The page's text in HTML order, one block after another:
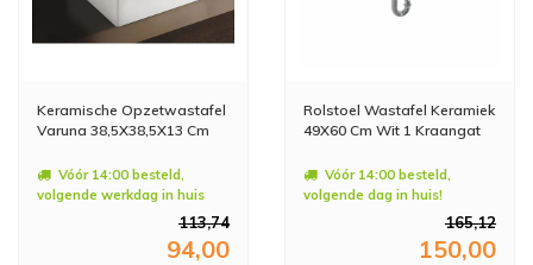
Keramische Opzetwastafel
Varuna 38,5X38,5X13 Cm
Vóór 14:00 besteld,
volgende werkdag in huis
113,74
94,00
Rolstoel Wastafel Keramiek
49X60 Cm Wit 1 Kraangat
Vóór 14:00 besteld,
volgende dag in huis!
165,12
150,00